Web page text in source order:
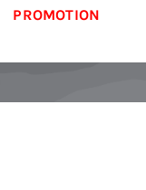
PROMOTION